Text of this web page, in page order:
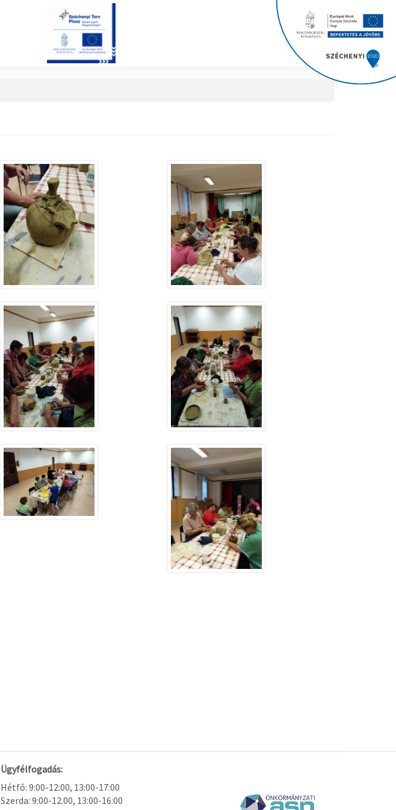
Ügyfélfogadás:
Hétfő: 9:00-12:00, 13:00-17:00
Szerda: 9:00-12.00, 13:00-16:00